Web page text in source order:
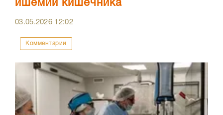
ишемии кишечника
03.05.2026 12:02
Комментарии